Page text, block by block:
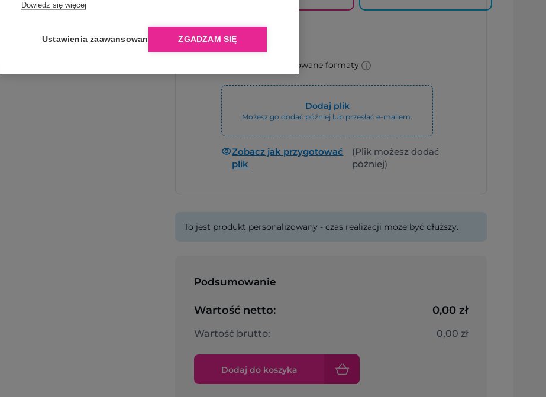
Dowiedz się więcej
Ustawienia zaawansowane ZGADZAM SIĘ
4 Prześlij plik
Zobacz rekomendowane formaty
Dodaj plik
Możesz go dodać później lub przesłać e-mailem.
Zobacz jak przygotować
plik
(Plik możesz dodać
później)
To jest produkt personalizowany - czas realizacji może być dłuższy.
Podsumowanie
Wartość netto: 0,00 zł
Wartość brutto: 0,00 zł
Dodaj do koszyka